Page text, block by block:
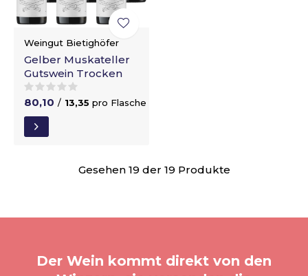
Weingut Bietighöfer
Gelber Muskateller
Gutswein Trocken
80,10 / 13,35 pro Flasche
Gesehen 19 der 19 Produkte
Der Wein kommt direkt von den